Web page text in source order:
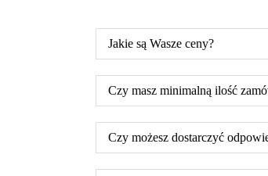
Jakie są Wasze ceny?
Czy masz minimalną ilość
Czy możesz dostarczyć